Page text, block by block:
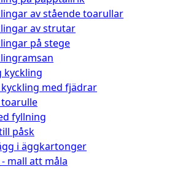
av stående toarullar
av strutar
på stege
kyckling
med fjädrar
toarulle
fyllning
påsk
i äggkartonger
mall att måla